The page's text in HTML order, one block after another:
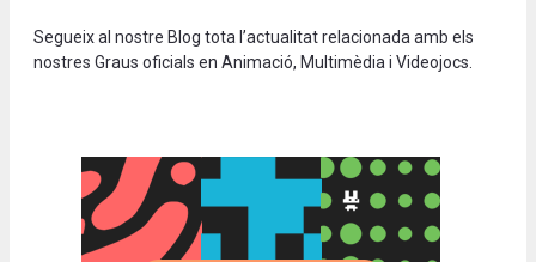
Segueix al nostre Blog tota l’actualitat relacionada amb els
nostres Graus oficials en Animació, Multimèdia i Videojocs.